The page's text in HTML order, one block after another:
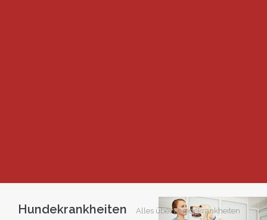
Hundekrankheiten Alles über Hundekrankheiten